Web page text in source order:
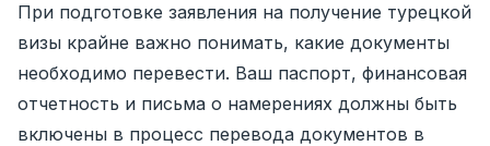
При подготовке заявления на получение турецкой
визы крайне важно понимать, какие документы
необходимо перевести. Ваш паспорт, финансовая
отчетность и письма о намерениях должны быть
включены в процесс перевода документов в